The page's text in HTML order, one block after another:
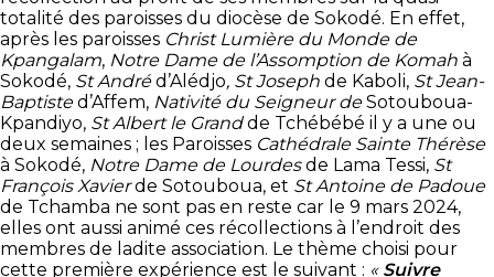
totalité des paroisses du diocèse de Sokodé. En effet,
après les paroisses Christ Lumière du Monde de
Kpangalam, Notre Dame de l’Assomption de Komah à
Sokodé, St Andréd’Alédjo, St Joseph de Kaboli, St Jean-
Baptisted’Affem, Nativité du Seigneur deSotouboua-
Kpandiyo, St Albert le Grandde Tchébébé il y a une ou
deux semaines ; les Paroisses Cathédrale Sainte Thérèse
à Sokodé, Notre Dame de Lourdesde Lama Tessi, St
François Xavierde Sotouboua, et St Antoine de Padoue
de Tchamba ne sont pas en reste car le 9 mars 2024,
elles ont aussi animé ces récollections à l’endroit des
membres de ladite association. Le thème choisi pour
cette première expérience est le suivant : « Suivre